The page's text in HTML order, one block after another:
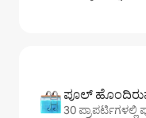
ಪೂಲ್
30